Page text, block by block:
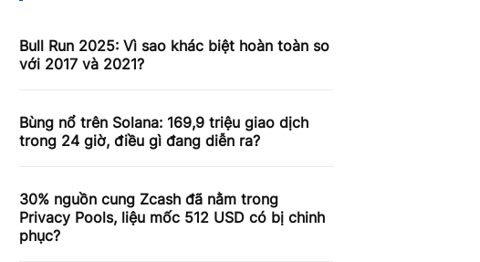
Bull Run 2025: Vì sao khác biệt hoàn toàn so
với 2017 và 2021?
Bùng nổ trên Solana: 169,9 triệu giao dịch
trong 24 giờ, điều gì đang diễn ra?
30% nguồn cung Zcash đã nằm trong
Privacy Pools, liệu mốc 512 USD có bị chinh
phục?